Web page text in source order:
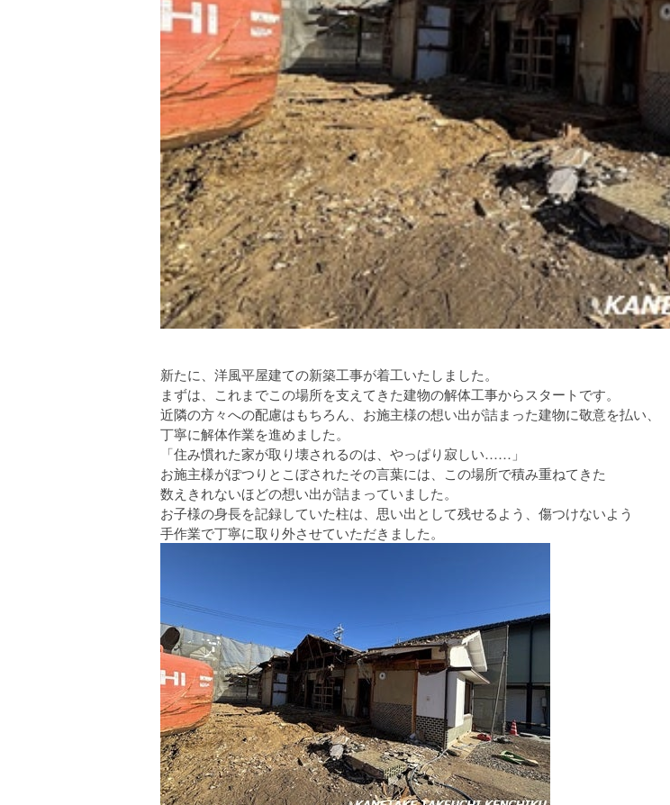
新たに、洋風平屋建ての新築工事が着工いたしました。
まずは、これまでこの場所を支えてきた建物の解体工事からスタートです。
近隣の方々への配慮はもちろん、お施主様の想い出が詰まった建物に敬意を払い、
丁寧に解体作業を進めました。
「住み慣れた家が取り壊されるのは、やっぱり寂しい……」
お施主様がぽつりとこぼされたその言葉には、この場所で積み重ねてきた
数えきれないほどの想い出が詰まっていました。
お子様の身長を記録していた柱は、思い出として残せるよう、傷つけないよう
手作業で丁寧に取り外させていただきました。